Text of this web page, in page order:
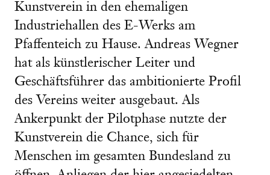
Kunstverein in den ehemaligen
Industriehallen des E-Werks am
Pfaffenteich zu Hause. Andreas Wegner
hat als künstlerischer Leiter und
Geschäftsführer das ambitionierte Profil
des Vereins weiter ausgebaut. Als
Ankerpunkt der Pilotphase nutzte der
Kunstverein die Chance, sich für
Menschen im gesamten Bundesland zu